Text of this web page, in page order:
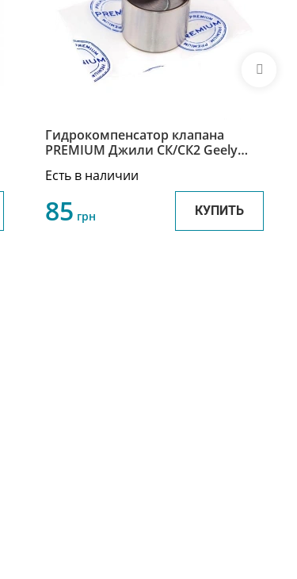
Гидрокомпенсатор клапана
PREMIUM Джили СК/СК2 Geely
Есть в наличии
85 грн КУПИТЬ